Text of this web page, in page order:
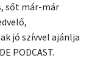
sőt már-már
jó szívvel ajánlja
PODCAST.